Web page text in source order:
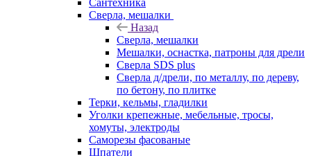
Сантехника
Сверла, мешалки
Назад
Сверла, мешалки
Мешалки, оснастка, патроны для дрели
Сверла SDS plus
Сверла д/дрели, по металлу, по дереву,
по бетону, по плитке
Терки, кельмы, гладилки
Уголки крепежные, мебельные, тросы,
хомуты, электроды
Саморезы фасованые
Шпатели